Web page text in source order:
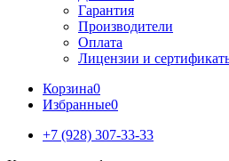
Гарантия
Производители
Оплата
Лицензии и
Корзина0
Избранные0
+7 (928) 307-33-33